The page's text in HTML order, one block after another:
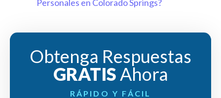
Personales en Colorado Springs?
Obtenga Respuestas
GRATISAhora
RÁPIDO Y FÁCIL